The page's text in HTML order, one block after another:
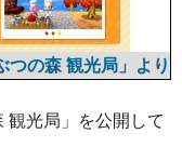
つの森 観光局」より
光局」を公開して